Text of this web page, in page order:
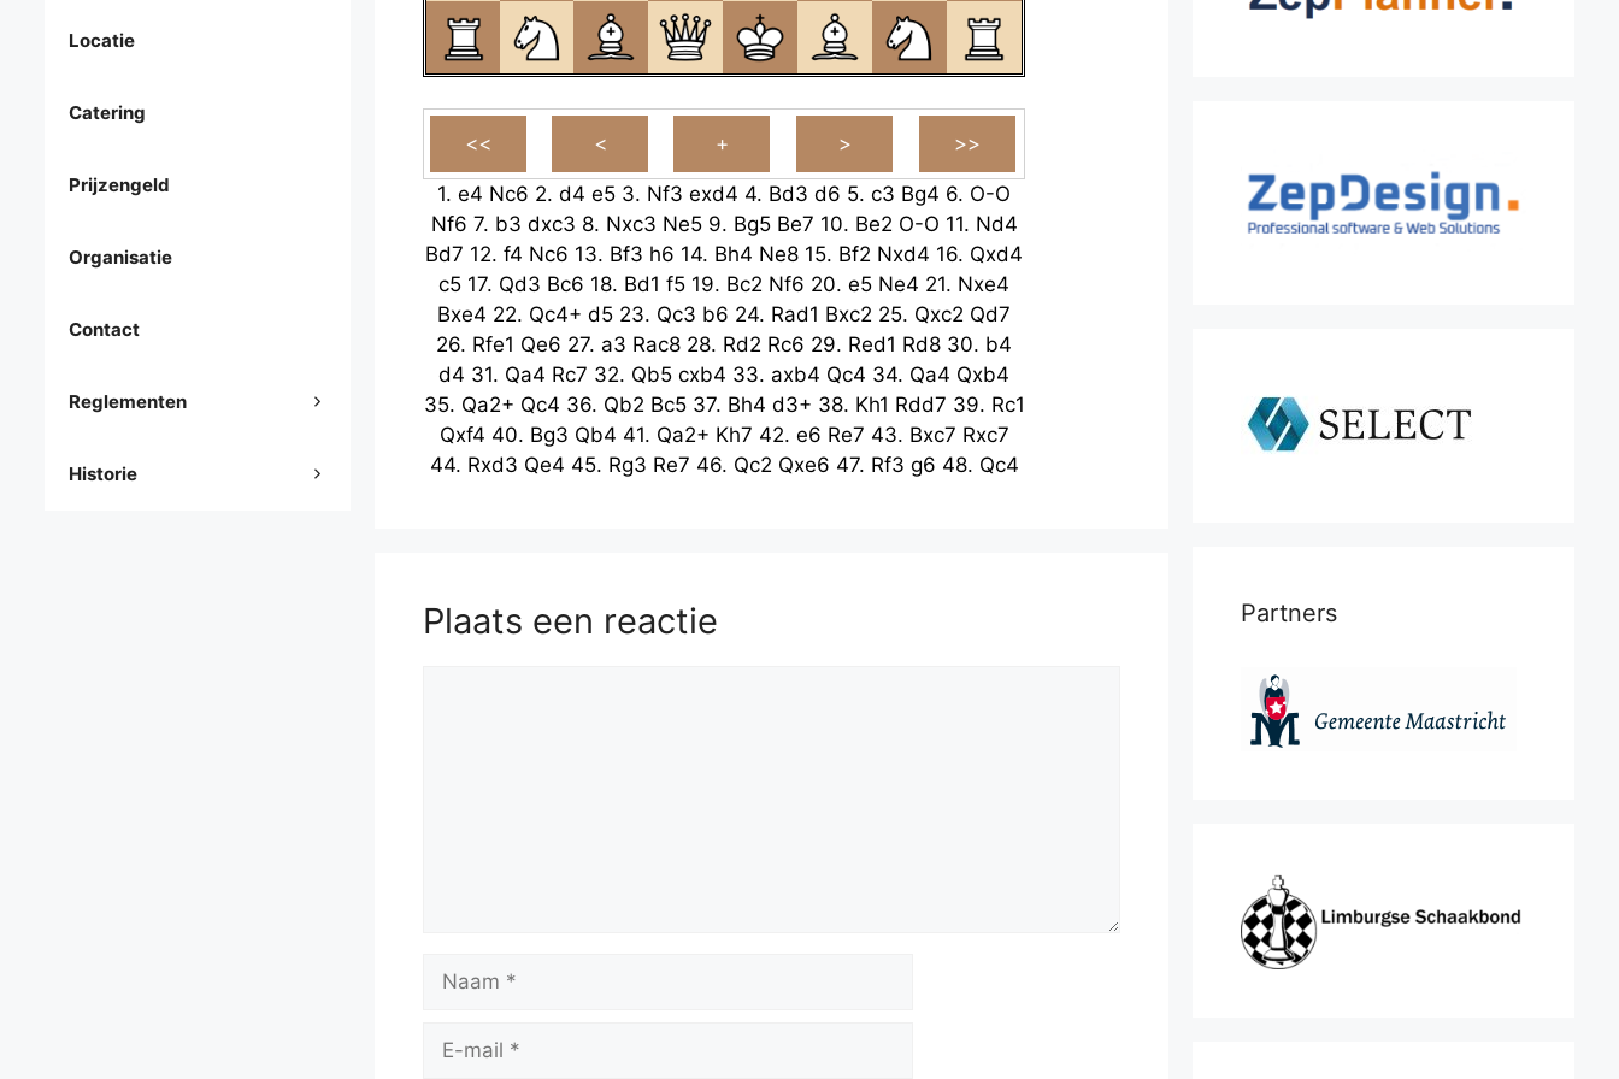
1. e4 Nc6 2. d4 e5 3. Nf3 exd4 4. Bd3 d6 5. c3 Bg4 6. O-O
Nf6 7. b3 dxc3 8. Nxc3 Ne5 9. Bg5 Be7 10. Be2 O-O 11. Nd4
Bd7 12. f4 Nc6 13. Bf3 h6 14. Bh4 Ne8 15. Bf2 Nxd4 16. Qxd4
c5 17. Qd3 Bc6 18. Bd1 f5 19. Bc2 Nf6 20. e5 Ne4 21. Nxe4
Bxe4 22. Qc4+ d5 23. Qc3 b6 24. Rad1 Bxc2 25. Qxc2 Qd7
26. Rfe1 Qe6 27. a3 Rac8 28. Rd2 Rc6 29. Red1 Rd8 30. b4
d4 31. Qa4 Rc7 32. Qb5 cxb4 33. axb4 Qc4 34. Qa4 Qxb4
35. Qa2+ Qc4 36. Qb2 Bc5 37. Bh4 d3+ 38. Kh1 Rdd7 39. Rc1
Qxf4 40. Bg3 Qb4 41. Qa2+ Kh7 42. e6 Re7 43. Bxc7 Rxc7
44. Rxd3 Qe4 45. Rg3 Re7 46. Qc2 Qxe6 47. Rf3 g6 48. Qc4
Plaats een reactie
mail
Locatie
Catering
Prijzengeld
Organisatie
Contact
Reglementen
Historie
Partners